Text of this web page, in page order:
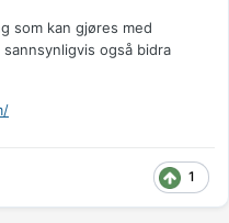
som kan gjøres med
også bidra
1